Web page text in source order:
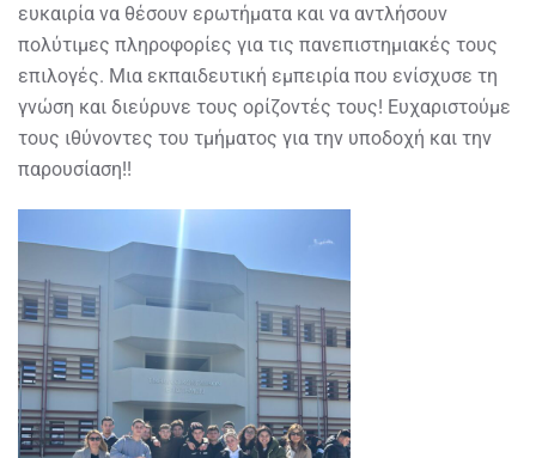
ευκαιρία να θέσουν ερωτήματα και να αντλήσουν
πολύτιμες πληροφορίες για τις πανεπιστημιακές τους
επιλογές. Μια εκπαιδευτική εμπειρία που ενίσχυσε τη
γνώση και διεύρυνε τους ορίζοντές τους! Ευχαριστούμε
τους ιθύνοντες του τμήματος για την υποδοχή και την
παρουσίαση!!